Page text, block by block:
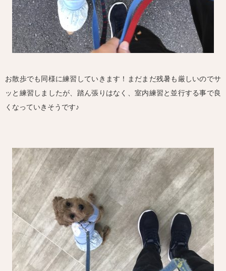
お散歩でも同様に練習していきます！まだまだ残暑も厳しいのでサ
ッと練習しましたが、踏ん張りはなく、室内練習と並行する事で良
くなっていきそうです♪